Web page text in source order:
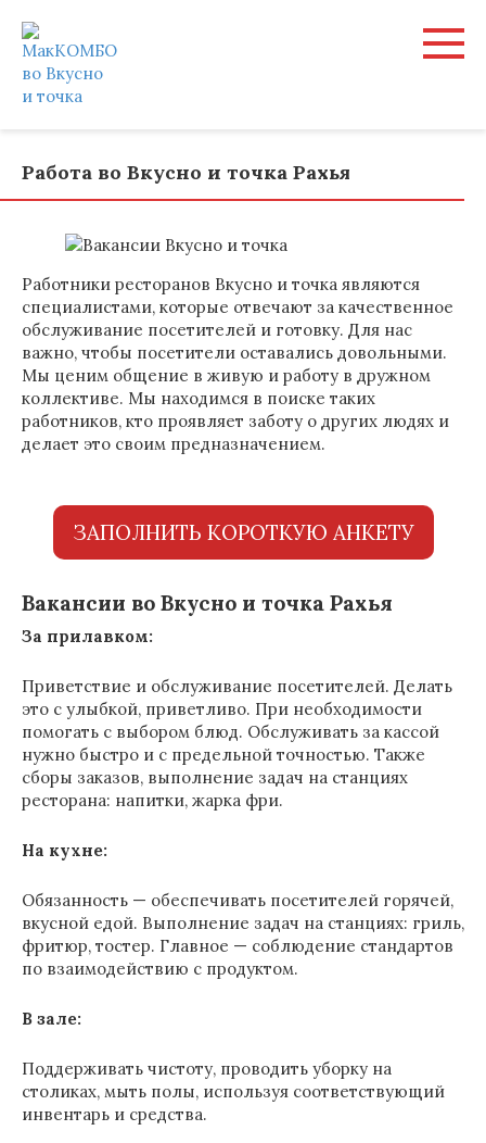
контенту
Работа во Вкусно и точка Рахья
Работники ресторанов Вкусно и точка являются
специалистами, которые отвечают за качественное
обслуживание посетителей и готовку. Для нас
важно, чтобы посетители оставались довольными.
Мы ценим общение в живую и работу в дружном
коллективе. Мы находимся в поиске таких
работников, кто проявляет заботу о других людях и
делает это своим предназначением.
ЗАПОЛНИТЬ КОРОТКУЮ АНКЕТУ
Вакансии во Вкусно и точка Рахья
За прилавком:
Приветствие и обслуживание посетителей. Делать
это с улыбкой, приветливо. При необходимости
помогать с выбором блюд. Обслуживать за кассой
нужно быстро и с предельной точностью. Также
сборы заказов, выполнение задач на станциях
ресторана: напитки, жарка фри.
На кухне:
Обязанность — обеспечивать посетителей горячей,
вкусной едой. Выполнение задач на станциях: гриль,
фритюр, тостер. Главное — соблюдение стандартов
по взаимодействию с продуктом.
В зале:
Поддерживать чистоту, проводить уборку на
столиках, мыть полы, используя соответствующий
инвентарь и средства.